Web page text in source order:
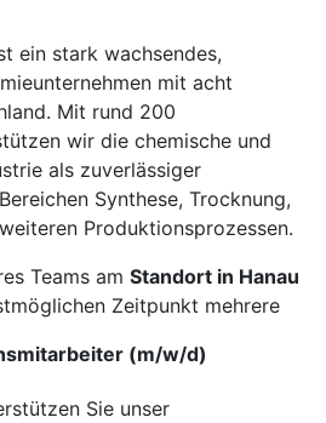
ein stark wachsendes,
mit acht
Mit rund 200
wir die chemische und
als zuverlässiger
Synthese, Trocknung,
Produktionsprozessen.
Teams am Standort in Hanau
Zeitpunkt mehrere
(m/w/d)
Sie unser